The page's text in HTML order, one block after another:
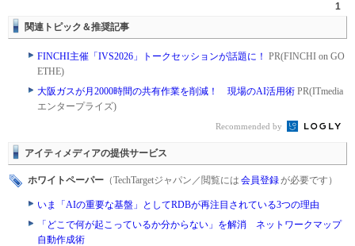
1
関連トピック＆推奨記事
FINCHI主催「IVS2026」トークセッションが話題に！ PR(FINCHI on GO
ETHE)
大阪ガスが月2000時間の共有作業を削減！ 現場のAI活用術 PR(ITmedia
エンタープライズ)
Recommended by
アイティメディアの提供サービス
ホワイトペーパー （TechTargetジャパン／閲覧には 会員登録が必要です）
いま「AIの重要な基盤」としてRDBが再注目されている3つの理由
「どこで何が起こっているか分からない」を解消 ネットワークマップ
自動作成術